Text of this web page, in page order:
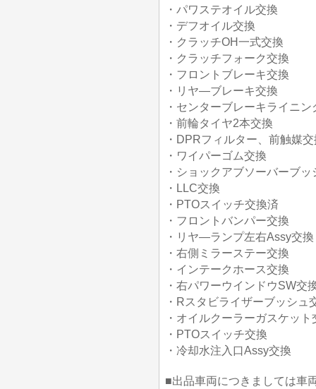
・パワステオイル交換
・デフオイル交換
・クラッチOH一式交換
・クラッチフォーク交換
・フロントブレーキ交換
・リヤ―ブレーキ交換
・センターブレーキライニン
・前輪タイヤ2本交換
・DPRフィルター、前触媒
・ワイパーゴム交換
・ショックアブソーバーブッ
・LLC交換
・PTOスイッチ交換済
・フロントバンパー交換
・リヤ―ランプ左右Assy交換
・右側ミラーステー交換
・インテークホース交換
・右パワーウインドウSW交
・Rスタビライザーブッシュ
・オイルクーラーガスケット
・PTOスイッチ交換
・冷却水注入口Assy交換
■出品車両につきましては車